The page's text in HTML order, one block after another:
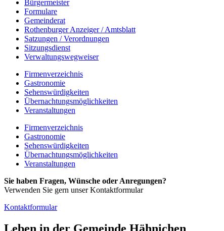
Bürgermeister
Formulare
Gemeinderat
Rothenburger Anzeiger / Amtsblatt
Satzungen / Verordnungen
Sitzungsdienst
Verwaltungswegweiser
Firmenverzeichnis
Gastronomie
Sehenswürdigkeiten
Übernachtungsmöglichkeiten
Veranstaltungen
Firmenverzeichnis
Gastronomie
Sehenswürdigkeiten
Übernachtungsmöglichkeiten
Veranstaltungen
Sie haben Fragen, Wünsche oder Anregungen?
Verwenden Sie gern unser Kontaktformular
Kontaktformular